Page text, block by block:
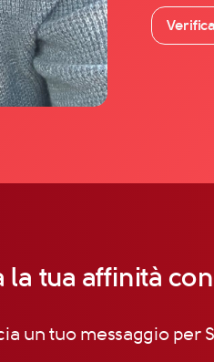
la tua affinità
un tuo messaggio per